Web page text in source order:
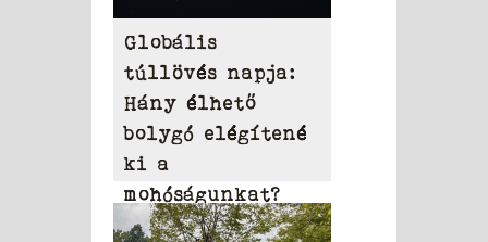
Globális
túllövés napja:
Hány élhető
bolygó elégítené
ki a
mohóságunkat?